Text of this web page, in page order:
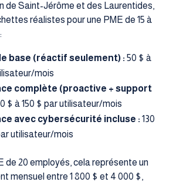
de Saint-Jérôme et des Laurentides,
réalistes pour une PME de 15 à
base (réactif seulement) : 50 $ à
mois
complète (proactive + support
$ à 150 $ par utilisateur/mois
avec cybersécurité incluse : 130
utilisateur/mois
de 20 employés, cela représente un
mensuel entre 1 800 $ et 4 000 $,